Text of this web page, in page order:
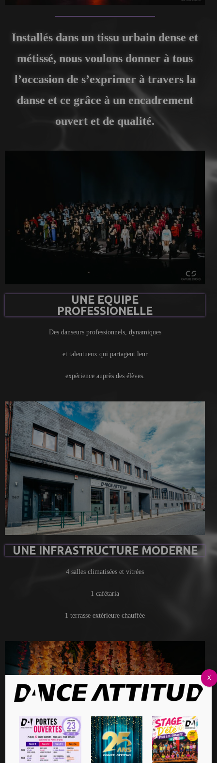
Installés dans un tissu urbain dense et
métissé, nous voulons donner à tous
l’occasion de s’exprimer à travers la
danse et ce grâce à un encadrement
ouvert et de qualité.
UNE EQUIPE
PROFESSIONELLE
Des danseurs professionnels, dynamiques
et talentueux qui partagent leur
expérience auprès des élèves.
UNE INFRASTRUCTURE MODERNE
4 salles climatisées et vitrées
1 cafétaria
1 terrasse extérieure chauffée
X